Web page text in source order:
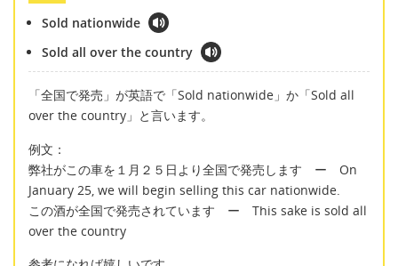
Sold nationwide
Sold all over the country
「全国で発売」が英語で「Sold nationwide」か「Sold all
over the country」と言います。
例文：
弊社がこの車を１月２５日より全国で発売します ー On
January 25, we will begin selling this car nationwide.
この酒が全国で発売されています ー This sake is sold all
over the country